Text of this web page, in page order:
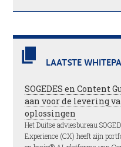
LAATSTE
SOGEDES en Content
aan voor de levering
oplossingen
Het Duitse adviesbureau
Experience (CX) heeft zijn